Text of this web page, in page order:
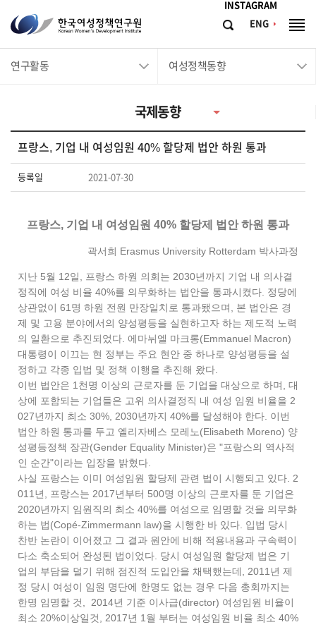
INSTAGRAM
ENG
한
국
여
연
구
원
Women's
Development
검
체
연구활동 여성정책동향
국제동향
프랑스, 기업 내 여성임원 40% 할당제 법안 하원 통과
등록일 2021-07-30
프랑스, 기업 내 여성임원 40% 할당제 법안 하원 통과
곽서희 Erasmus University Rotterdam 박사과정
지난 5월 12일, 프랑스 하원 의회는 2030년까지 기업 내 의사결
정직에 여성 비율 40%를 의무화하는 법안을 통과시켰다. 정당에
상관없이 61명 하원 전원 만장일치로 통과됐으며, 본 법안은 경
제 및 고용 분야에서의 양성평등을 실현하고자 하는 제도적 노력
의 일환으로 추진되었다. 에마뉘엘 마크롱(Emmanuel Macron)
대통령이 이끄는 현 정부는 주요 현안 중 하나로 양성평등을 설
정하고 각종 입법 및 정책 이행을 추진해 왔다.
이번 법안은 1천명 이상의 근로자를 둔 기업을 대상으로 하며, 대
상에 포함되는 기업들은 고위 의사결정직 내 여성 임원 비율을 2
027년까지 최소 30%, 2030년까지 40%를 달성해야 한다. 이번
법안 하원 통과를 두고 엘리자베스 모레노(Elisabeth Moreno) 양
성평등정책 장관(Gender Equality Minister)은 "프랑스의 역사적
인 순간"이라는 입장을 밝혔다.
사실 프랑스는 이미 여성임원 할당제 관련 법이 시행되고 있다. 2
011년, 프랑스는 2017년부터 500명 이상의 근로자를 둔 기업은
2020년까지 임원직의 최소 40%를 여성으로 임명할 것을 의무화
하는 법(Copé-Zimmermann law)을 시행한 바 있다. 입법 당시
찬반 논란이 이어졌고 그 결과 원안에 비해 적용내용과 구속력이
다소 축소되어 완성된 법이었다. 당시 여성임원 할당제 법은 기
업의 부담을 덜기 위해 점진적 도입안을 채택했는데, 2011년 제
정 당시 여성이 임원 명단에 한명도 없는 경우 다음 총회까지는
한명 임명할 것, 2014년 기준 이사급(director) 여성임원 비율이
최소 20%이상일것, 2017년 1월 부터는 여성임원 비율 최소 40%